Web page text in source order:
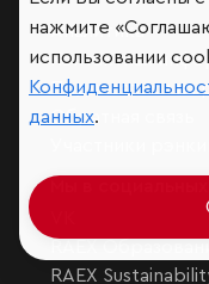
Аналитика
Контактная
Подписаться на
Обратная связь
RAEX
нажмите
использовании
данных.